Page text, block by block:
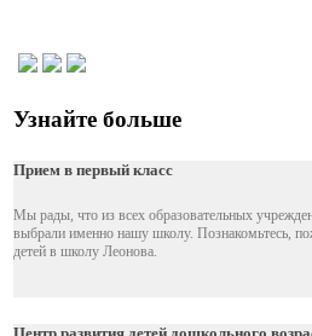
Узнайте больше
Прием в первый класс
Мы рады, что из всех образовательных
выбрали именно нашу школу. Познакомьтесь,
детей в школу Леонова.